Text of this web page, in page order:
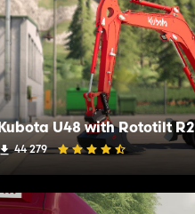
Kubota U48 with Rototilt R2
44 279